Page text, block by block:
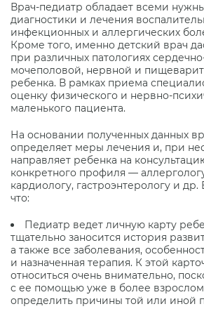
Врач-педиатр обладает всеми
диагностики и лечения
инфекционных и аллергических
Кроме того, именно детский врач
при различных патологиях
мочеполовой, нервной и
ребенка. В рамках приема
оценку физического и нервно-
маленького пациента.
На основании полученных данных
определяет меры лечения и, при
направляет ребенка на
конкретного профиля —
кардиологу, гастроэнтерологу и
что:
Педиатр ведет личную карту
тщательно заносится история
а также все заболевания,
и назначенная терапия. К этой
относиться очень внимательно,
с ее помощью уже в более
определить причины той или иной